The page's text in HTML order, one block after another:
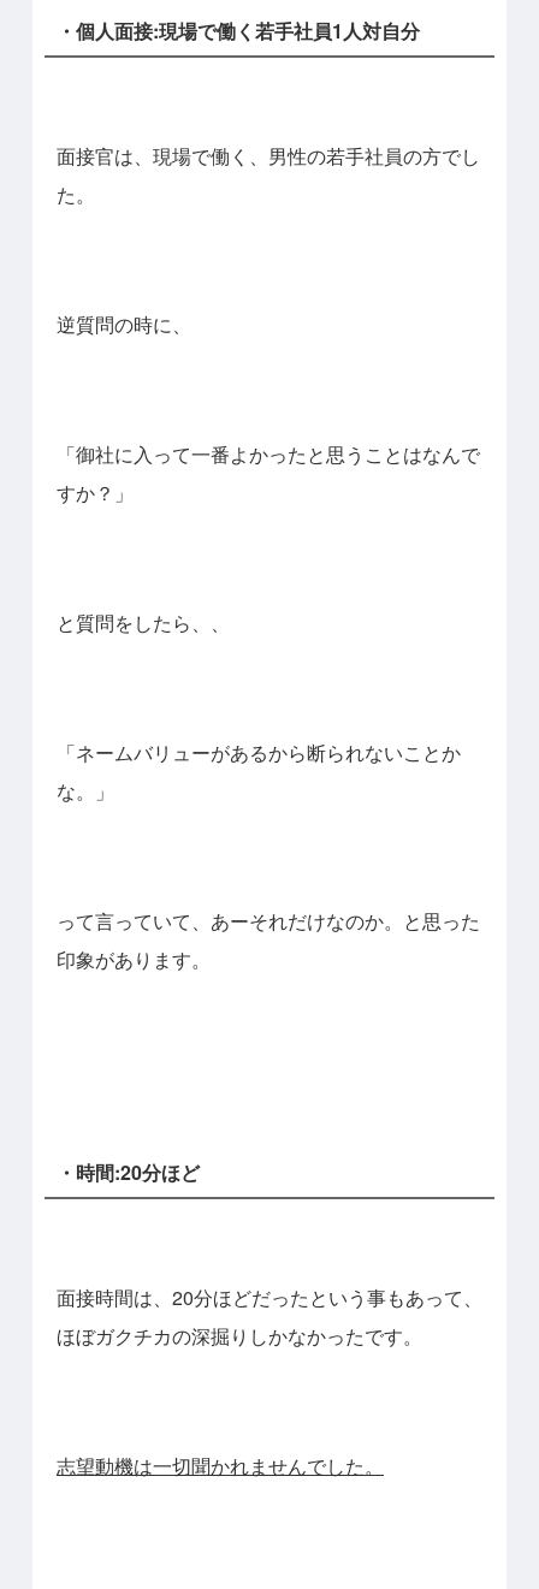
・個人面接:現場で働く若手社員1人対自分
面接官は、現場で働く、男性の若手社員の方でし
た。
逆質問の時に、
「御社に入って一番よかったと思うことはなんで
すか？」
と質問をしたら、、
「ネームバリューがあるから断られないことか
な。」
って言っていて、あーそれだけなのか。と思った
印象があります。
・時間:20分ほど
面接時間は、20分ほどだったという事もあって、
ほぼガクチカの深掘りしかなかったです。
志望動機は一切聞かれませんでした。